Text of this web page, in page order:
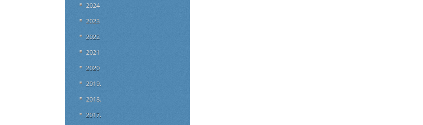
2024
2023
2022
2021
2020
2019.
2018.
2017.